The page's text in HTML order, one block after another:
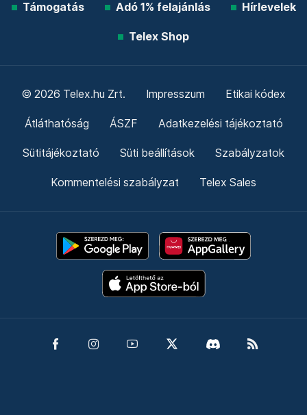
Támogatás Adó 1% felajánlás Hírlevelek
Telex Shop
© 2026 Telex.hu Zrt. Impresszum Etikai kódex
Átláthatóság ÁSZF Adatkezelési tájékoztató
Sütitájékoztató Süti beállítások Szabályzatok
Kommentelési szabályzat Telex Sales